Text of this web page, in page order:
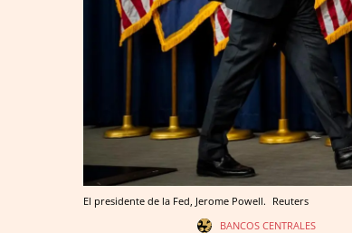
El presidente de la Fed, Jerome Powell. Reuters
BANCOS CENTRALES